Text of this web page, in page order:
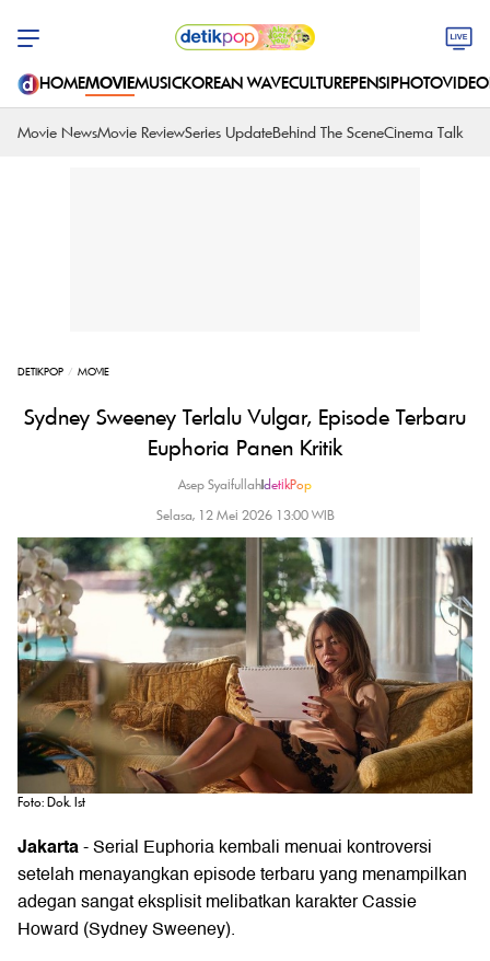
HOMEMOVIEMUSICKOREAN WAVECULTUREPENSIPHOTOVIDEO
Movie NewsMovie ReviewSeries UpdateBehind The SceneCinema Talk
DETIKPOP MOVIE
Sydney Sweeney Terlalu Vulgar, Episode Terbaru
Euphoria Panen Kritik
Asep Syaifullah|detikPop
Selasa, 12 Mei 2026 13:00 WIB
Foto: Dok. Ist
Jakarta- Serial Euphoria kembali menuai kontroversi
setelah menayangkan episode terbaru yang menampilkan
adegan sangat eksplisit melibatkan karakter Cassie
Howard (Sydney Sweeney).